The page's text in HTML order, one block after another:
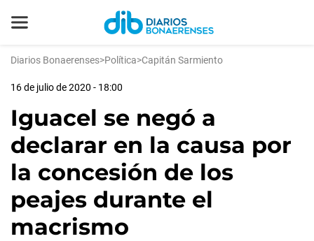
Diarios Bonaerenses>Política>Capitán Sarmiento
16 de julio de 2020 - 18:00
Iguacel se negó a
declarar en la causa por
la concesión de los
peajes durante el
macrismo